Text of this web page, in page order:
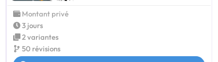
Montant privé
3 jours
2 variantes
50 révisions